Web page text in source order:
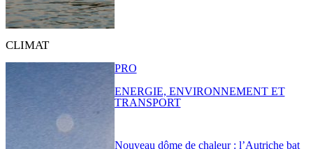
CLIMAT
Nouveau dôme de chaleur : l’Autriche bat
PRO
ENERGIE, ENVIRONNEMENT ET
TRANSPORT